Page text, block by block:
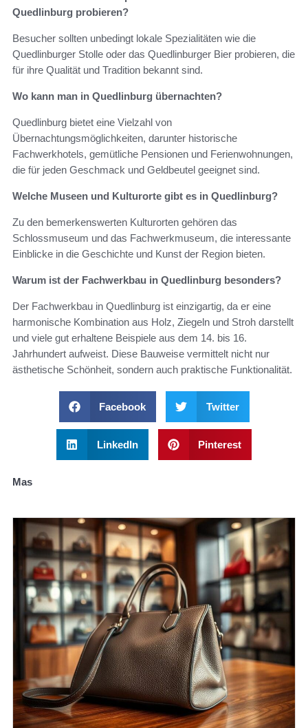
Quedlinburg probieren?
Besucher sollten unbedingt lokale Spezialitäten wie die
Quedlinburger Stolle oder das Quedlinburger Bier probieren, die
für ihre Qualität und Tradition bekannt sind.
Wo kann man in Quedlinburg übernachten?
Quedlinburg bietet eine Vielzahl von
Übernachtungsmöglichkeiten, darunter historische
Fachwerkhotels, gemütliche Pensionen und Ferienwohnungen,
die für jeden Geschmack und Geldbeutel geeignet sind.
Welche Museen und Kulturorte gibt es in Quedlinburg?
Zu den bemerkenswerten Kulturorten gehören das
Schlossmuseum und das Fachwerkmuseum, die interessante
Einblicke in die Geschichte und Kunst der Region bieten.
Warum ist der Fachwerkbau in Quedlinburg besonders?
Der Fachwerkbau in Quedlinburg ist einzigartig, da er eine
harmonische Kombination aus Holz, Ziegeln und Stroh darstellt
und viele gut erhaltene Beispiele aus dem 14. bis 16.
Jahrhundert aufweist. Diese Bauweise vermittelt nicht nur
ästhetische Schönheit, sondern auch praktische Funktionalität.
Facebook Twitter
LinkedIn Pinterest
Mas